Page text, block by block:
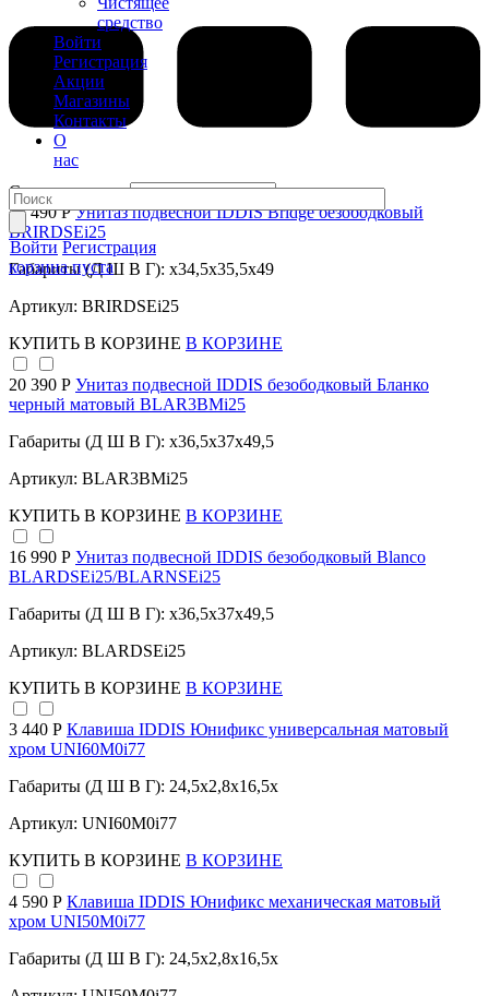
средство
Войти
Регистрация
Акции
Магазины
Контакты
О
нас
Войти Регистрация
корзина пуста
Сортировка по:
18 490 РУнитаз подвесной IDDIS Bridge безободковый
BRIRDSEi25
Габариты (Д Ш В Г): x34,5x35,5x49
Артикул: BRIRDSEi25
КУПИТЬ В КОРЗИНЕ В КОРЗИНЕ
20 390 Р Унитаз подвесной IDDIS безободковый Бланко
черный матовый BLAR3BMi25
Габариты (Д Ш В Г): x36,5x37x49,5
Артикул: BLAR3BMi25
КУПИТЬ В КОРЗИНЕ В КОРЗИНЕ
16 990 Р Унитаз подвесной IDDIS безободковый Blanco
BLARDSEi25/BLARNSEi25
Габариты (Д Ш В Г): x36,5x37x49,5
Артикул: BLARDSEi25
КУПИТЬ В КОРЗИНЕ В КОРЗИНЕ
3 440 Р Клавиша IDDIS Юнификс универсальная матовый
хром UNI60M0i77
Габариты (Д Ш В Г): 24,5x2,8x16,5x
Артикул: UNI60M0i77
КУПИТЬ В КОРЗИНЕ В КОРЗИНЕ
4 590 Р Клавиша IDDIS Юнификс механическая матовый
хром UNI50M0i77
Габариты (Д Ш В Г): 24,5x2,8x16,5x